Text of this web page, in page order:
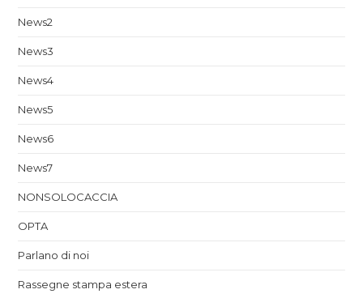
News2
News3
News4
News5
News6
News7
NONSOLOCACCIA
OPTA
Parlano di noi
Rassegne stampa estera